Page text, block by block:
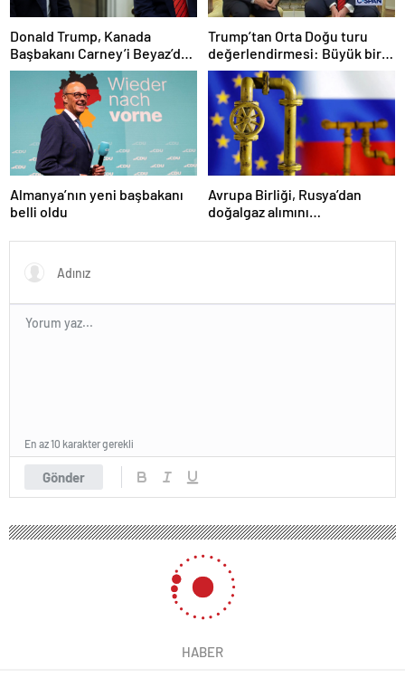
Donald Trump, Kanada
Başbakanı Carney’i Beyaz’da
ağırladı
Trump’tan Orta Doğu turu
değerlendirmesi: Büyük bir
duyuru yapacağız
Almanya’nın yeni başbakanı
belli oldu
Avrupa Birliği, Rusya’dan
doğalgaz alımını
Gönder
En az 10 karakter gerekli
HABER